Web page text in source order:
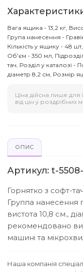
Вага ящика - 13,2 кг,
Група нанесення -
Кількість у ящику - 48
Об'єм - 350 мл,
тач, Розділ у каталозі
діаметр 8,2 см, Розмір
Ціна дійсна лише для
від цін у роздрібних
ОПИС
Артикул: t-
Горнятко з софт-
Группа нанесення
вистота 10,8 см.,
рекомендовано
машині та
Наша компанія